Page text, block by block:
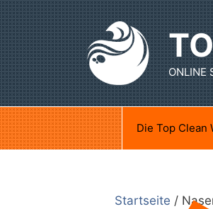
Zum
Inhalt
springen
ONLINE
Die Top Clean
Startseite /